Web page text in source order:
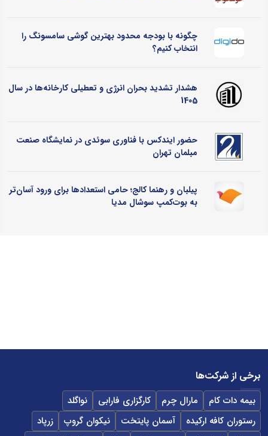
چگونه با بودجه محدود بهترین گوشی سامسونگ را
انتخاب کنیم؟
هشدار تشدید بحران انرژی و تعطیلی کارخانه‌ها در سال
1405
حضور ایندکس با فناوری سوئدی در نمایشگاه صنعت
مبلمان تهران
پیلبان و رهنما کالج؛ حامی استعدادها برای ورود آسان‌تر
به بوت‌کمپ سوشال مدیا
برخی از شرکت‌ها
بیمه دات کام مارال چرم کارگزاری فارابی
نواگلد
رستوران کافه ارکیده
آسمان پایتخت نیکوان گروپ
زرپاد